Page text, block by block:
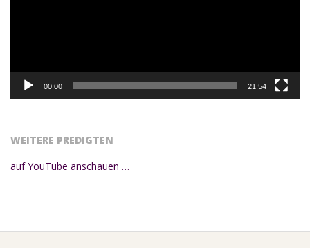
00:00 21:54
WEITERE PREDIGTEN
auf YouTube anschauen …